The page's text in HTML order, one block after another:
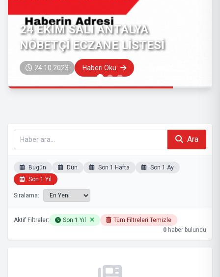
24 EKİM SALI ANTALYA
NÖBETÇİ ECZANE LİSTESİ
24.10.2023 Haberi Oku
Ara
Bugün Dün Son 1 Hafta
Son 1 Ay
Son 1 Yıl
Sıralama:
Aktif Filtreler: Son 1 Yıl
Tüm Filtreleri Temizle
0 haber bulundu